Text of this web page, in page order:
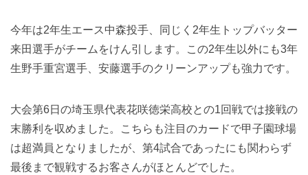
今年は2年生エース中森投手、同じく2年生トップバッター
来田選手がチームをけん引します。この2年生以外にも3年
生野手重宮選手、安藤選手のクリーンアップも強力です。
大会第6日の埼玉県代表花咲徳栄高校との1回戦では接戦の
末勝利を収めました。こちらも注目のカードで甲子園球場
は超満員となりましたが、第4試合であったにも関わらず
最後まで観戦するお客さんがほとんどでした。